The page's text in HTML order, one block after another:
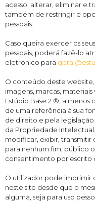
acesso, alterar, eliminar e
também de restringir e
pessoais.
Caso queira exercer os
pessoais, poderá fazê-lo
eletrónico para
O conteúdo deste
imagens, marcas,
Estúdio Base 2 ®, a
de uma referência à sua
de direito e pela
da Propriedade
modificar, exibir, transmitir
para nenhum fim, público
consentimento por escrito
O utilizador pode
neste site desde que o
alguma, seja para uso